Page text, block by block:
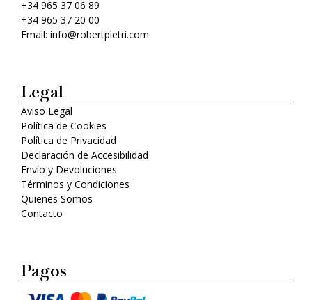
+34 965 37 06 89
+34 965 37 20 00
Email: info@robertpietri.com
Legal
Aviso Legal
Política de Cookies
Política de Privacidad
Declaración de Accesibilidad
Envío y Devoluciones
Términos y Condiciones
Quienes Somos
Contacto
Pagos